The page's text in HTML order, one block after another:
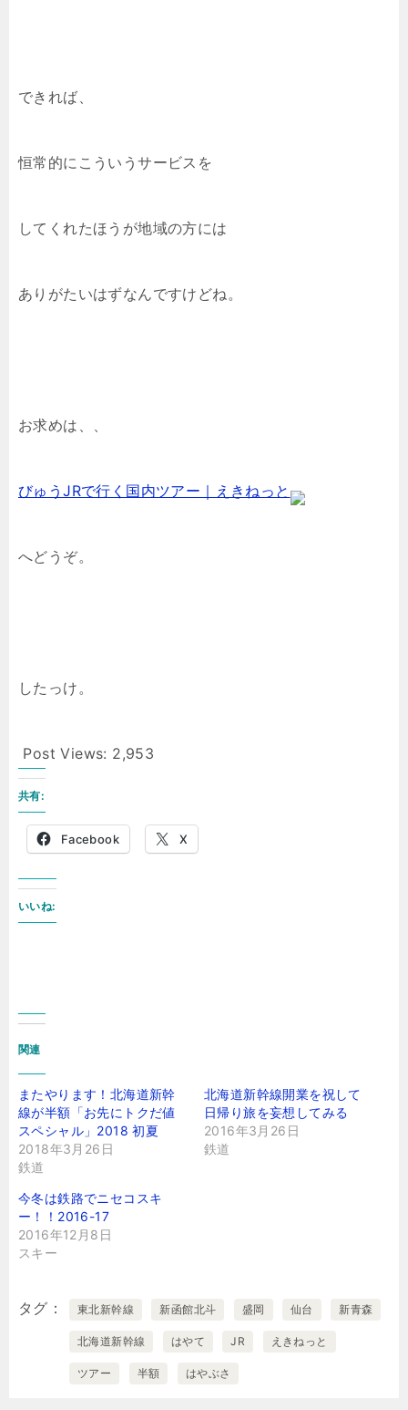
できれば、
恒常的にこういうサービスを
してくれたほうが地域の方には
ありがたいはずなんですけどね。
お求めは、、
びゅうJRで行く国内ツアー｜えきねっと
へどうぞ。
したっけ。
Post Views: 2,953
共有:
Facebook X
いいね:
関連
またやります！北海道新幹
線が半額「お先にトクだ値
スペシャル」2018 初夏
2018年3月26日
鉄道
北海道新幹線開業を祝して
日帰り旅を妄想してみる
2016年3月26日
鉄道
今冬は鉄路でニセコスキ
ー！！2016-17
2016年12月8日
スキー
タグ 東北新幹線 新函館北斗 盛岡 仙台 新青森
北海道新幹線 はやて JR えきねっと
ツアー 半額 はやぶさ